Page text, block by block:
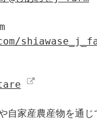
自家産農産物を通